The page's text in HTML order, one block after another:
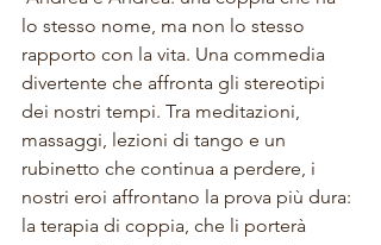
lo stesso nome, ma non lo stesso
rapporto con la vita. Una commedia
divertente che affronta gli stereotipi
dei nostri tempi. Tra meditazioni,
massaggi, lezioni di tango e un
rubinetto che continua a perdere, i
nostri eroi affrontano la prova più dura:
la terapia di coppia, che li porterà